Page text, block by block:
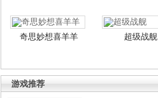
奇思妙想喜羊羊 超级战舰
游戏推荐